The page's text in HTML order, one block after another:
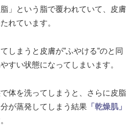
」という脂で覆われていて、皮膚
れています。
しまうと皮膚が”ふやける”のと同
すい状態になってしまいます。
体を洗ってしまうと、さらに皮脂
が蒸発してしまう結果 「乾燥肌」